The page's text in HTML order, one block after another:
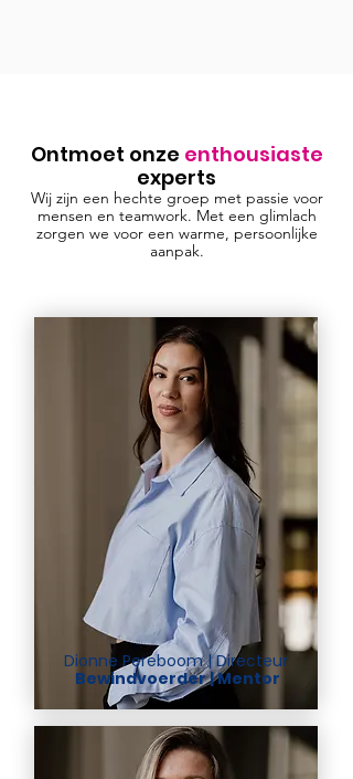
Ontmoet onze enthousiaste
experts
Wij zijn een hechte groep met passie voor
mensen en teamwork. Met een glimlach
zorgen we voor een warme, persoonlijke
aanpak.
Dionne Pereboom | Directeur
Bewindvoerder | Mentor